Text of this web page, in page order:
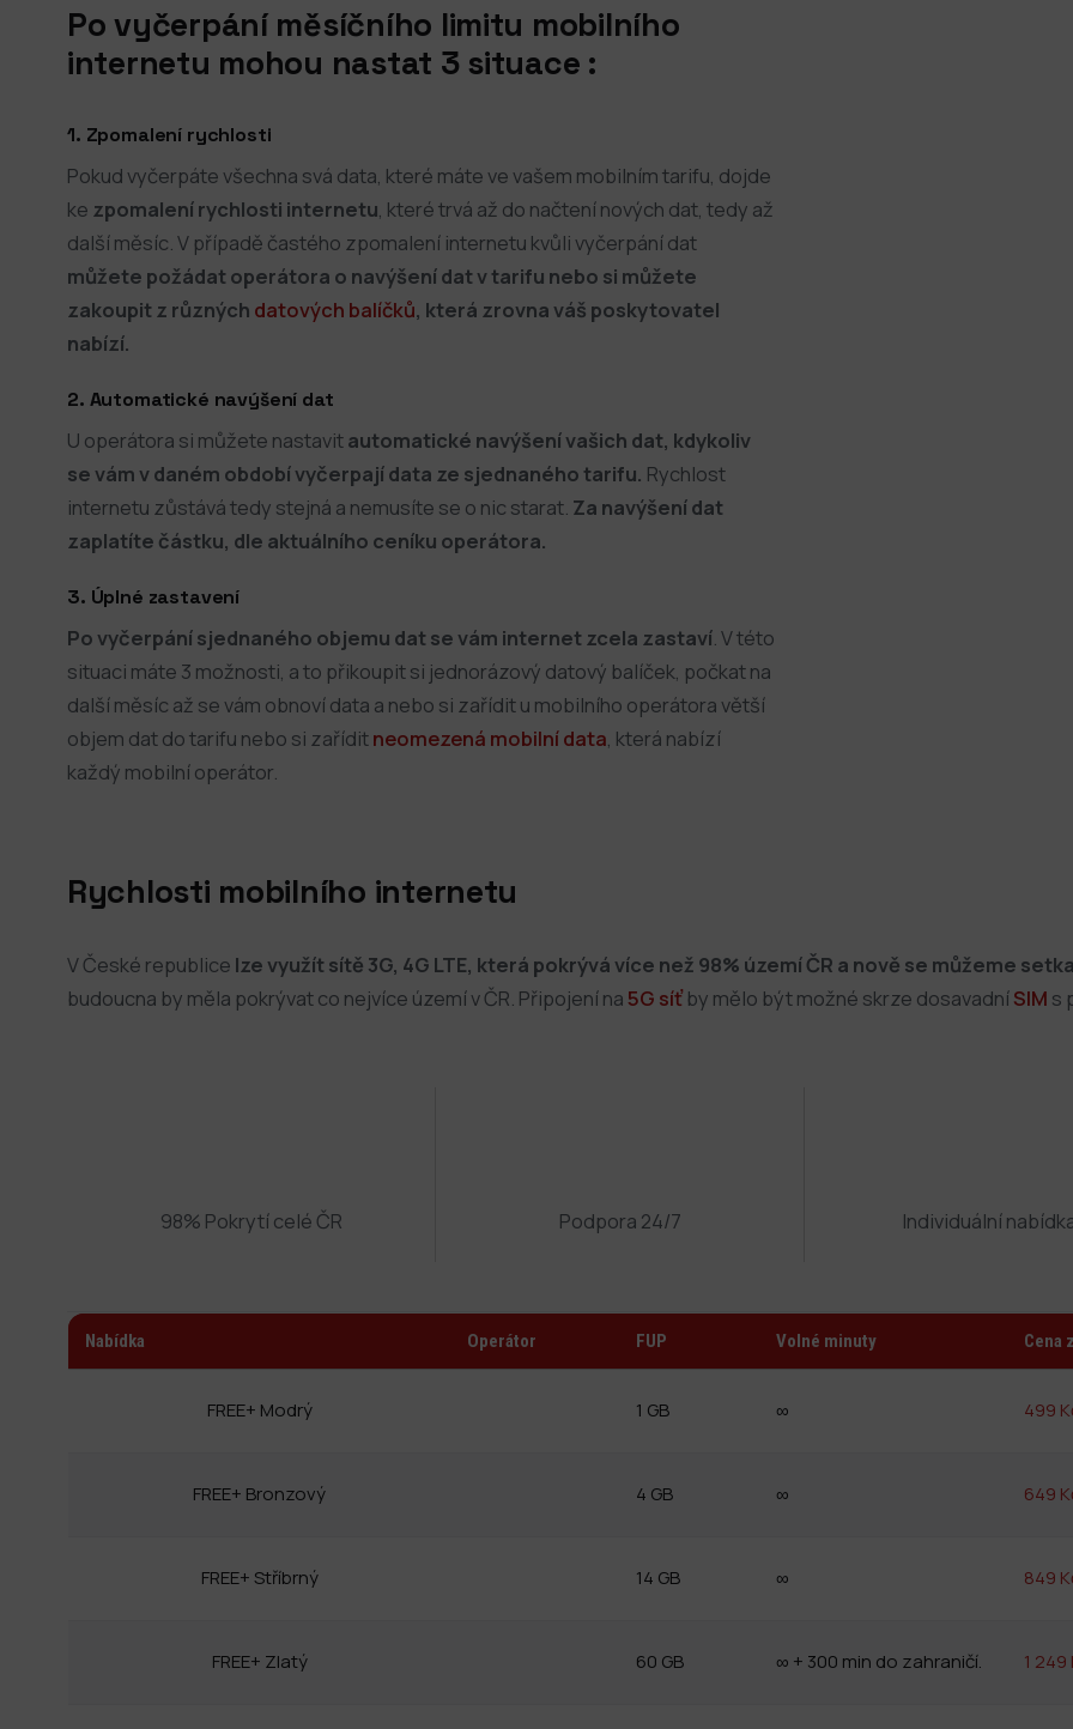
Po vyčerpání měsíčního limitu mobilního
internetu mohou nastat 3 situace :
1. Zpomalení rychlosti
Pokud vyčerpáte všechna svá data, které máte ve vašem mobilním tarifu, dojde
ke zpomalení rychlosti internetu, které trvá až do načtení nových dat, tedy až
další měsíc. V případě častého zpomalení internetu kvůli vyčerpání dat
můžete požádat operátora o navýšení dat v tarifu nebo si můžete
zakoupit z různých datových balíčků, která zrovna váš poskytovatel
nabízí.
2. Automatické navýšení dat
U operátora si můžete nastavitautomatické navýšení vašich dat, kdykoliv
se vám v daném období vyčerpají data ze sjednaného tarifu. Rychlost
internetu zůstává tedy stejná a nemusíte se o nic starat. Za navýšení dat
zaplatíte částku, dle aktuálního ceníku operátora.
3. Úplné zastavení
Po vyčerpání sjednaného objemu dat se vám internet zcela zastaví. V této
situaci máte 3 možnosti, a to přikoupit si jednorázový datový balíček, počkat na
další měsíc až se vám obnoví data a nebo si zařídit u mobilního operátora větší
objem dat do tarifu nebo si zaříditneomezená mobilní data, která nabízí
každý mobilní operátor.
Rychlosti mobilního internetu
V České republice lze využít sítě 3G, 4G LTE, která pokrývá více než 98% území ČR a nově se můžeme
budoucna by měla pokrývat co nejvíce území v ČR. Připojení na5G síť by mělo být možné skrze dosavadníSIM s
98% Pokrytí celé ČR Podpora 24/7 Individuální
Nabídka Operátor FUP Volné minuty Cena
FREE+ Modrý 1 GB ∞ 499
FREE+ Bronzový 4 GB ∞ 649
FREE+ Stříbrný 14 GB ∞ 849
FREE+ Zlatý 60 GB ∞ + 300 min do zahraničí. 1 249